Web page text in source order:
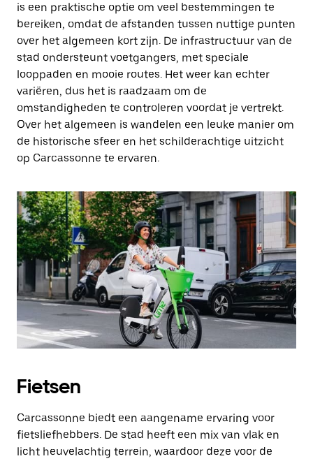
is een praktische optie om veel bestemmingen te
bereiken, omdat de afstanden tussen nuttige punten
over het algemeen kort zijn. De infrastructuur van de
stad ondersteunt voetgangers, met speciale
looppaden en mooie routes. Het weer kan echter
variëren, dus het is raadzaam om de
omstandigheden te controleren voordat je vertrekt.
Over het algemeen is wandelen een leuke manier om
de historische sfeer en het schilderachtige uitzicht
op Carcassonne te ervaren.
Fietsen
Carcassonne biedt een aangename ervaring voor
fietsliefhebbers. De stad heeft een mix van vlak en
licht heuvelachtig terrein, waardoor deze voor de